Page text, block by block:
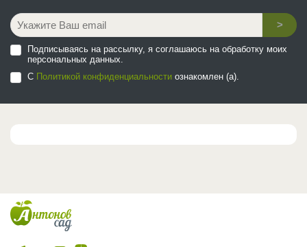
>
Подписываясь на рассылку, я соглашаюсь на обработку моих
персональных данных.
С Политикой конфиденциальности ознакомлен (а).